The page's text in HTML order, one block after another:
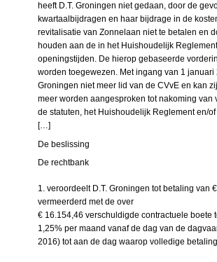
heeft D.T. Groningen niet gedaan, door de
kwartaalbijdragen en haar bijdrage in de
revitalisatie van Zonnelaan niet te betalen en
houden aan de in het Huishoudelijk
openingstijden. De hierop gebaseerde
worden toegewezen. Met ingang van 1 januari
Groningen niet meer lid van de CVvE en kan
meer worden aangesproken tot nakoming van
de statuten, het Huishoudelijk Reglement en/
[…]
De beslissing
De rechtbank
1. veroordeelt D.T. Groningen tot betaling van
vermeerderd met de over
€ 16.154,46 verschuldigde contractuele boete
1,25% per maand vanaf de dag van de
2016) tot aan de dag waarop volledige